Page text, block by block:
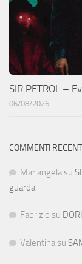
SIR PETROL –
06/08/2026
COMMENTI
Mariangela su
guarda
Fabrizio su
Valentina su